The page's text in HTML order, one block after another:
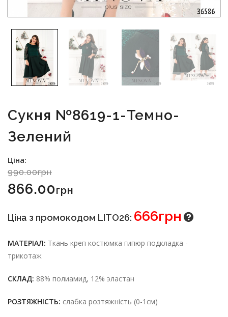
Сукня №8619-1-Темно-
Зелений
Ціна:
990.00грн
866.00Грн
Ціна з промокодом LITO26: 666грн
МАТЕРІАЛ: Ткань креп костюмка гипюр подкладка -
трикотаж
СКЛАД: 88% полиамид, 12% эластан
РОЗТЯЖНІСТЬ: слабка розтяжність (0-1см)